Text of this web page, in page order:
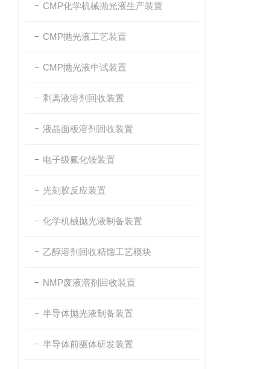
CMP化学机械抛光液生产装置
CMP抛光液工艺装置
CMP抛光液中试装置
剥离液溶剂回收装置
液晶面板溶剂回收装置
电子级氟化铵装置
光刻胶反应装置
化学机械抛光液制备装置
乙醇溶剂回收精馏工艺模块
NMP废液溶剂回收装置
半导体抛光液制备装置
半导体前驱体研发装置